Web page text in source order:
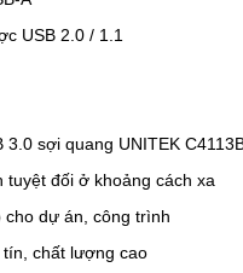
USB 2.0 / 1.1
3.0 sợi quang UNITEK
đối ở khoảng cách xa
cho dự án, công trình
chất lượng cao